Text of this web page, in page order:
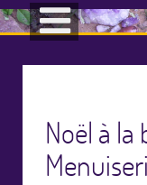
Noël à la